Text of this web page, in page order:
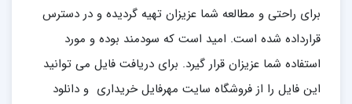
برای راحتی و مطالعه شما عزیزان تهیه گردیده و در دسترس
قرارداده شده است. امید است که سودمند بوده و مورد
استفاده شما عزیزان قرار گیرد. برای دریافت فایل می توانید
این فایل را از فروشگاه سایت مهرفایل خریداری و دانلود